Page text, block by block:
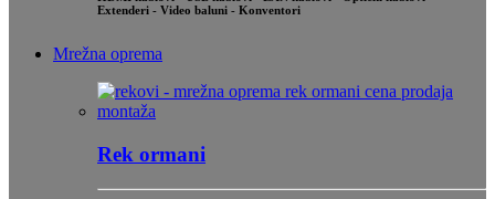
Extenderi - Video baluni - Konventori
Mrežna oprema
Rek ormani